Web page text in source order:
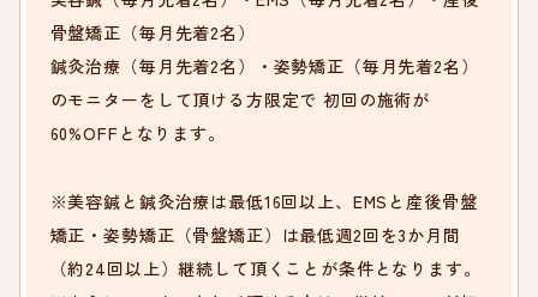
骨盤矯正（毎月先着2名）
鍼灸治療（毎月先着2名）・姿勢矯正（毎月先着2名）
のモニターをして頂ける方限定で 初回の施術が
60%OFFとなります。
※美容鍼と鍼灸治療は最低16回以上、EMSと産後骨盤
矯正・姿勢矯正（骨盤矯正）は最低週2回を3か月間
（約24回以上）継続して頂くことが条件となります。